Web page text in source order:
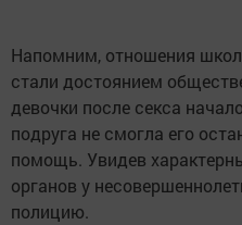
Напомним, отношения
стали достоянием
девочки после секса
подруга не смогла его
помощь. Увидев
органов у
полицию.